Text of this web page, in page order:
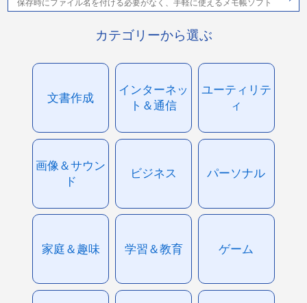
保存時にファイル名を付ける必要がなく、手軽に使えるメモ帳ソフト
カテゴリーから選ぶ
文書作成
インターネッ
ト＆通信
ユーティリテ
ィ
画像＆サウン
ド
ビジネス パーソナル
家庭＆趣味 学習＆教育 ゲーム